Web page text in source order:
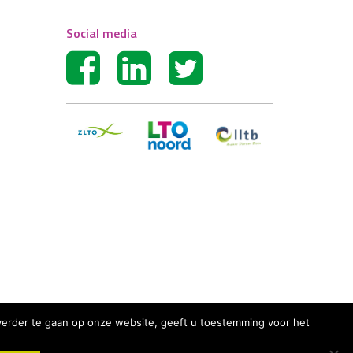
Social media
te gaan op onze website, geeft u toestemming voor het